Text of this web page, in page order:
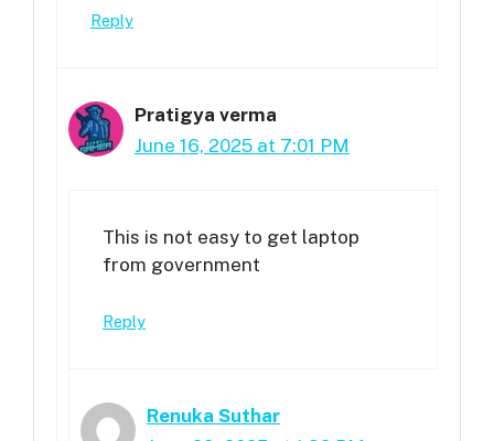
Reply
Pratigya verma
June 16, 2025 at 7:01 PM
This is not easy to get laptop
from government
Reply
Renuka Suthar